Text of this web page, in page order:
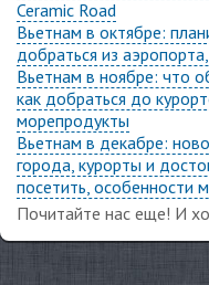
Ceramic Road
Вьетнам в октябре:
добраться из
Вьетнам в ноябре: что
как добраться до
морепродукты
Вьетнам в декабре:
города, курорты и
посетить, особенности
Почитайте нас еще! И